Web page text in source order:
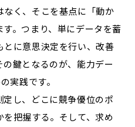
く、そこを基点に「動か
。つまり、単にデータを蓄
に意思決定を行い、改善
鍵となるのが、能力デー
実践です。
し、どこに競争優位のポ
把握する。そして、求め